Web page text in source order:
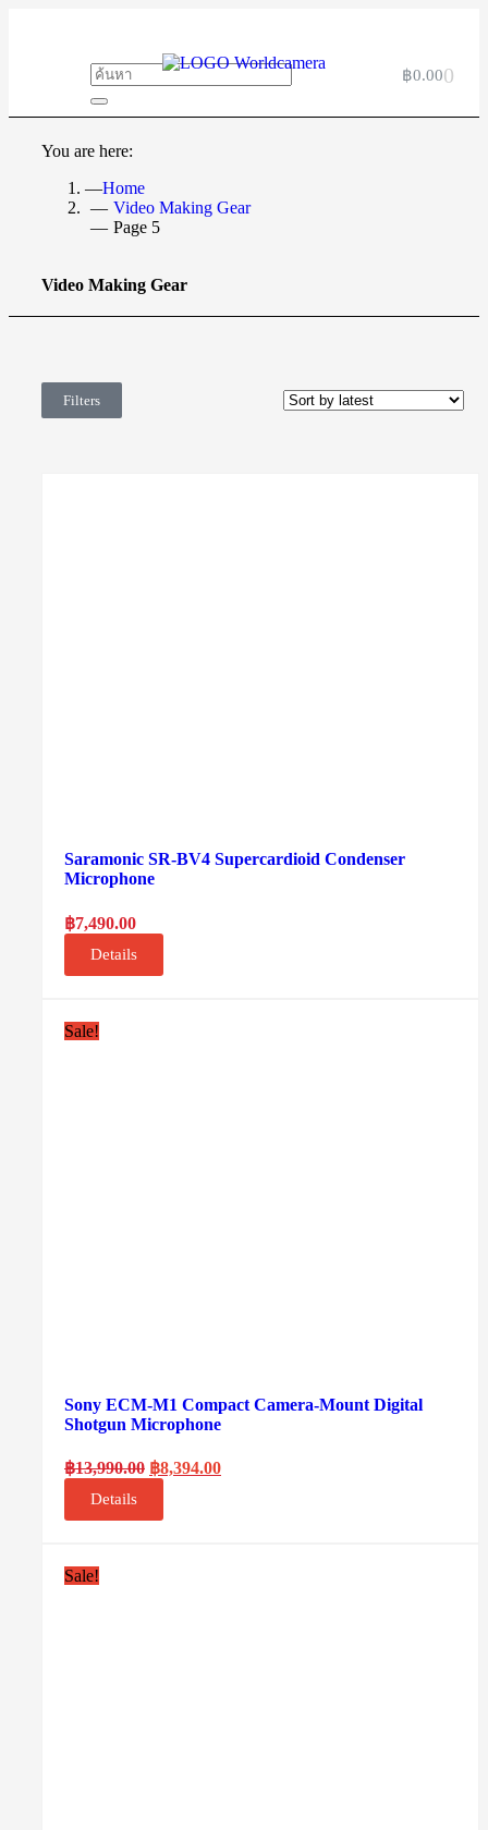
฿0.000
You are here:
Home
Video Making Gear
Page 5
Video Making Gear
Filters
Saramonic SR-BV4 Supercardioid Condenser
Microphone
฿7,490.00
Details
Sale!
Sony ECM-M1 Compact Camera-Mount Digital
Shotgun Microphone
฿13,990.00 ฿8,394.00
Details
Sale!